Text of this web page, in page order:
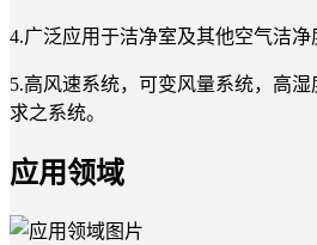
4.广泛应用于洁净室及其他空气洁
5.高风速系统，可变风量系统，高
求之系统。
应用领域